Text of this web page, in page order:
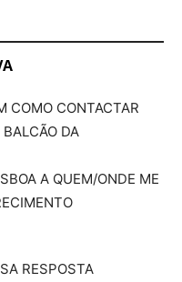
COMO CONTACTAR
DA
A QUEM/ONDE ME
RESPOSTA